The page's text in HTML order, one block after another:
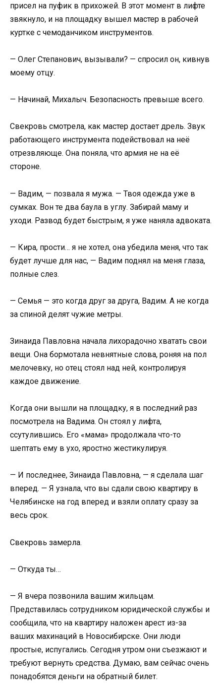
присел на пуфик в прихожей. В этот момент в лифте
звякнуло, и на площадку вышел мастер в рабочей
куртке с чемоданчиком инструментов.
— Олег Степанович, вызывали? — спросил он, кивнув
моему отцу.
— Начинай, Михалыч. Безопасность превыше всего.
Свекровь смотрела, как мастер достает дрель. Звук
работающего инструмента подействовал на неё
отрезвляюще. Она поняла, что армия не на её
стороне.
— Вадим, — позвала я мужа. — Твоя одежда уже в
сумках. Вон те два баула в углу. Забирай маму и
уходи. Развод будет быстрым, я уже наняла адвоката.
— Кира, прости… я не хотел, она убедила меня, что так
будет лучше для нас, — Вадим поднял на меня глаза,
полные слез.
— Семья — это когда друг за друга, Вадим. А не когда
за спиной делят чужие метры.
Зинаида Павловна начала лихорадочно хватать свои
вещи. Она бормотала невнятные слова, роняя на пол
мелочевку, но отец стоял над ней, контролируя
каждое движение.
Когда они вышли на площадку, я в последний раз
посмотрела на Вадима. Он стоял у лифта,
ссутулившись. Его «мама» продолжала что-то
шептать ему в ухо, яростно жестикулируя.
— И последнее, Зинаида Павловна, — я сделала шаг
вперед. — Я узнала, что вы сдали свою квартиру в
Челябинске на год вперед и взяли оплату сразу за
весь срок.
Свекровь замерла.
— Откуда ты…
— Я вчера позвонила вашим жильцам.
Представилась сотрудником юридической службы и
сообщила, что на квартиру наложен арест из-за
ваших махинаций в Новосибирске. Они люди
простые, испугались. Сегодня утром они съезжают и
требуют вернуть средства. Думаю, вам сейчас очень
понадобятся деньги на обратный билет.